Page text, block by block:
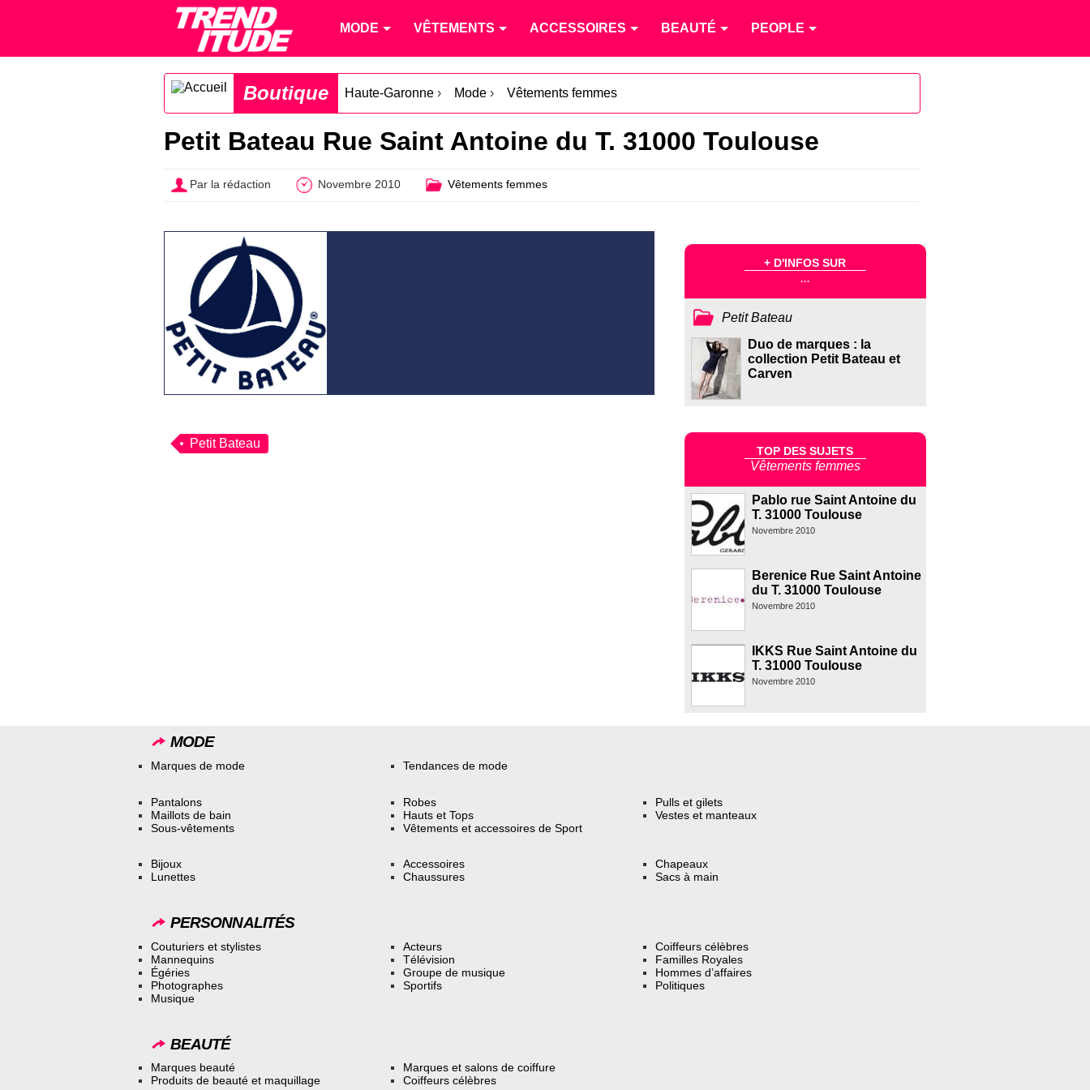
MODE VÊTEMENTS ACCESSOIRES BEAUTÉ PEOPLE
Boutique Haute-Garonne › Mode › Vêtements femmes
Petit Bateau Rue Saint Antoine du T. 31000 Toulouse
Par la rédaction Novembre 2010 Vêtements femmes
Petit Bateau
+ D'INFOS SUR
...
Petit Bateau
Duo de marques : la
collection Petit Bateau et
Carven
TOP DES SUJETS
Vêtements femmes
Pablo rue Saint Antoine du
T. 31000 Toulouse
Novembre 2010
Berenice Rue Saint Antoine
du T. 31000 Toulouse
Novembre 2010
IKKS Rue Saint Antoine du
T. 31000 Toulouse
Novembre 2010
MODE
Marques de mode Tendances de mode
Pantalons
Maillots de bain
Sous-vêtements
Robes
Hauts et Tops
Vêtements et accessoires de Sport
Pulls et gilets
Vestes et manteaux
Bijoux
Lunettes
Accessoires
Chaussures
Chapeaux
Sacs à main
PERSONNALITÉS
Couturiers et stylistes
Mannequins
Égéries
Photographes
Musique
Acteurs
Télévision
Groupe de musique
Sportifs
Coiffeurs célèbres
Familles Royales
Hommes d’affaires
Politiques
BEAUTÉ
Marques beauté
Produits de beauté et maquillage
Marques et salons de coiffure
Coiffeurs célèbres